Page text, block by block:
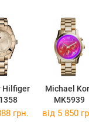
Hilfiger
Michael
MK5939
грн. від 5 850